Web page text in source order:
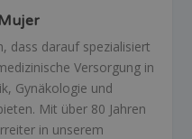
dass darauf spezialisiert
Versorgung in
Gynäkologie und
Mit über 80 Jahren
in unserem